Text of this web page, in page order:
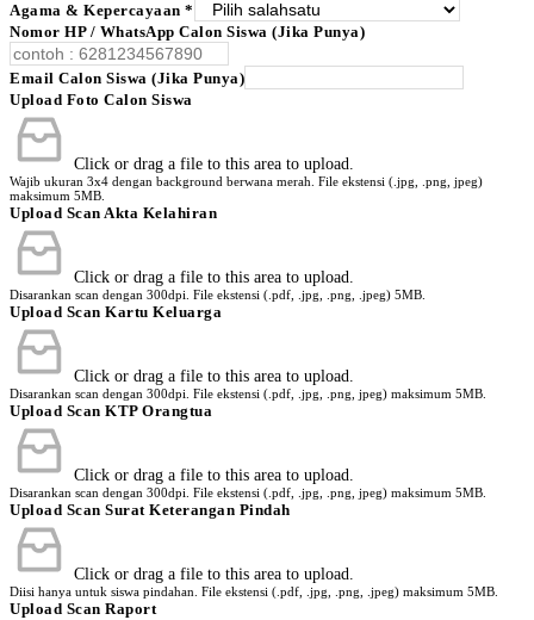
Agama & Kepercayaan *
Nomor HP / WhatsApp Calon Siswa (Jika Punya)
Email Calon Siswa (Jika Punya)
Upload Foto Calon Siswa
Click or drag a file to this area to upload.
Wajib ukuran 3x4 dengan background berwana merah. File ekstensi (.jpg, .png, jpeg)
maksimum 5MB.
Upload Scan Akta Kelahiran
Click or drag a file to this area to upload.
Disarankan scan dengan 300dpi. File ekstensi (.pdf, .jpg, .png, .jpeg) 5MB.
Upload Scan Kartu Keluarga
Click or drag a file to this area to upload.
Disarankan scan dengan 300dpi. File ekstensi (.pdf, .jpg, .png, jpeg) maksimum 5MB.
Upload Scan KTP Orangtua
Click or drag a file to this area to upload.
Disarankan scan dengan 300dpi. File ekstensi (.pdf, .jpg, .png, jpeg) maksimum 5MB.
Upload Scan Surat Keterangan Pindah
Click or drag a file to this area to upload.
Diisi hanya untuk siswa pindahan. File ekstensi (.pdf, .jpg, .png, .jpeg) maksimum 5MB.
Upload Scan Raport